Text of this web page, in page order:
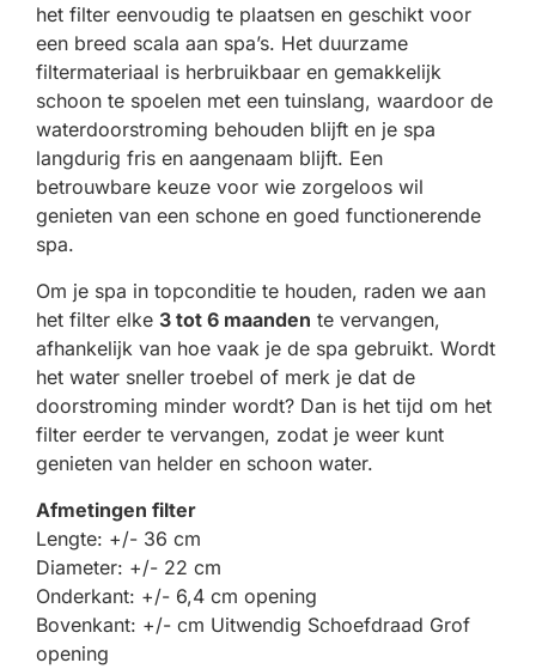
het filter eenvoudig te plaatsen en geschikt voor
een breed scala aan spa’s. Het duurzame
filtermateriaal is herbruikbaar en gemakkelijk
schoon te spoelen met een tuinslang, waardoor de
waterdoorstroming behouden blijft en je spa
langdurig fris en aangenaam blijft. Een
betrouwbare keuze voor wie zorgeloos wil
genieten van een schone en goed functionerende
spa.
Om je spa in topconditie te houden, raden we aan
het filter elke 3 tot 6 maanden te vervangen,
afhankelijk van hoe vaak je de spa gebruikt. Wordt
het water sneller troebel of merk je dat de
doorstroming minder wordt? Dan is het tijd om het
filter eerder te vervangen, zodat je weer kunt
genieten van helder en schoon water.
Afmetingen filter
Lengte: +/- 36 cm
Diameter: +/- 22 cm
Onderkant: +/- 6,4 cm opening
Bovenkant: +/- cm Uitwendig Schoefdraad Grof
opening